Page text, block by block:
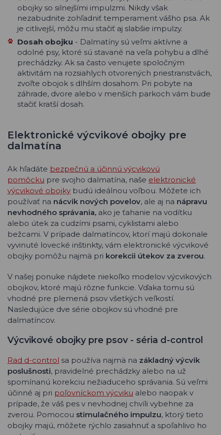
obojky so silnejšími impulzmi. Nikdy však
nezabudnite zohľadniť temperament vášho psa. Ak
je citlivejší, môžu mu stačiť aj slabšie impulzy.
Dosah obojku - Dalmatíny sú veľmi aktívne a
odolné psy, ktoré sú stavané na veľa pohybu a dlhé
prechádzky. Ak sa často venujete spoločným
aktivitám na rozsiahlych otvorených priestranstvách,
zvoľte obojok s dlhším dosahom. Pri pobyte na
záhrade, dvore alebo v menších parkoch vám bude
stačiť kratší dosah.
Elektronické výcvikové obojky pre
dalmatína
Ak hľadáte bezpečnú a účinnú výcvikovú
pomôcku pre svojho dalmatína, naše elektronické
výcvikové obojky budú ideálnou voľbou. Môžete ich
používať na nácvik nových povelov, ale aj na nápravu
nevhodného správania, ako je ťahanie na vodítku
alebo útek za cudzími psami, cyklistami alebo
bežcami. V prípade dalmatíncov, ktorí majú dokonale
vyvinuté lovecké inštinkty, vám elektronické výcvikové
obojky pomôžu najmä pri korekcii útekov za zverou.
V našej ponuke nájdete niekoľko modelov výcvikových
obojkov, ktoré majú rôzne funkcie. Vďaka tomu sú
vhodné pre plemená psov všetkých veľkostí.
Nasledujúce dve série obojkov sú vhodné pre
dalmatíncov.
Výcvikové obojky pre psov - séria d-control
Rad d-control sa používa najmä na základný výcvik
poslušnosti, pravidelné prechádzky alebo na už
spomínanú korekciu nežiaduceho správania. Sú veľmi
účinné aj pri poľovníckom výcviku alebo naopak v
prípade, že váš pes v nevhodnej chvíli vybehne za
zverou. Pomocou stimulačného impulzu, ktorý tieto
obojky majú, môžete rýchlo zasiahnuť a spoľahlivo ho